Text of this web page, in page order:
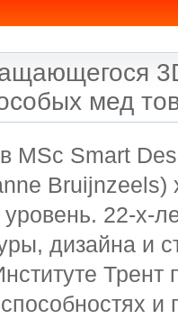
мед
MSc Smart
Bruijnzeels)
22-х-
дизайна и
Трент
и